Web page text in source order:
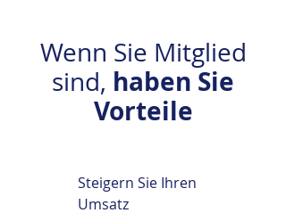
Wenn Sie Mitglied
sind, haben Sie
Vorteile
Steigern Sie Ihren
Umsatz